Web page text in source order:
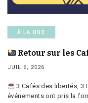
À LA UNE
Retour sur les
JUIL 6, 2026
3 Cafés des libertés, 3
événements ont pris la